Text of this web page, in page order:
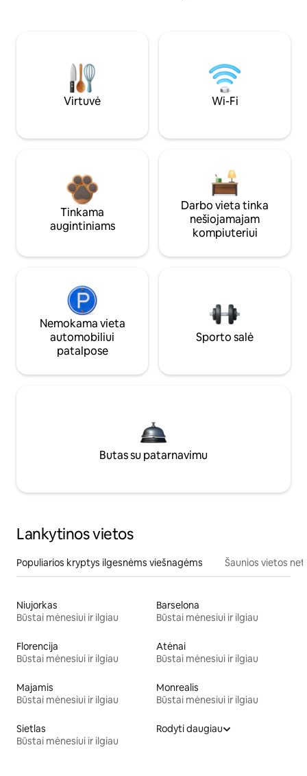
Virtuvė Wi-Fi
Tinkama
augintiniams
Darbo vieta tinka
nešiojamajam
kompiuteriui
Nemokama vieta
automobiliui
patalpose
Sporto salė
Butas su patarnavimu
Lankytinos vietos
Populiarios kryptys ilgesnėms viešnagėms Šaunios vietos
Niujorkas
Būstai mėnesiui ir ilgiau
Barselona
Būstai mėnesiui ir ilgiau
Florencija
Būstai mėnesiui ir ilgiau
Atėnai
Būstai mėnesiui ir ilgiau
Majamis
Būstai mėnesiui ir ilgiau
Monrealis
Būstai mėnesiui ir ilgiau
Sietlas
Būstai mėnesiui ir ilgiau
Rodyti daugiau